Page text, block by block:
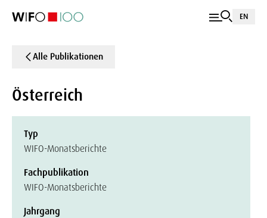
EN
Alle Publikationen
Österreich
Typ
WIFO-Monatsberichte
Fachpublikation
WIFO-Monatsberichte
Jahrgang